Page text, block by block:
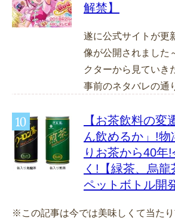
解禁】
遂に公式サイトが更
像が公開されました
クターから見ていき
事前のネタバレの通
【お茶飲料の変
ん飲めるか」!物
りお茶から40年
く!【緑茶、烏
ペットボトル開
※この記事は今では美味しくて当た